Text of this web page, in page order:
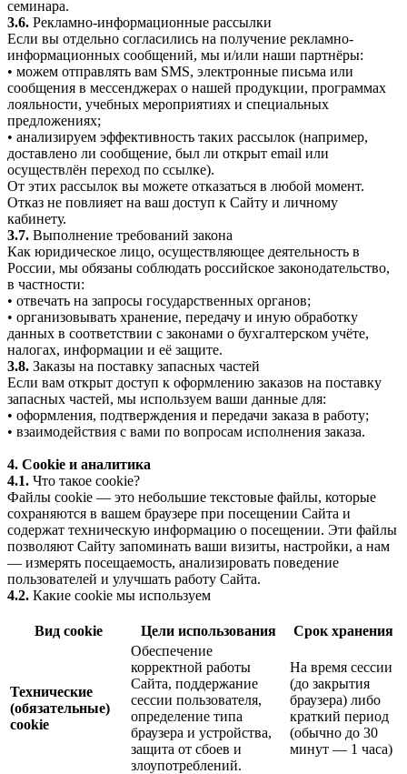
семинара.
3.6. Рекламно-информационные рассылки
Если вы отдельно согласились на получение рекламно-
информационных сообщений, мы и/или наши партнёры:
• можем отправлять вам SMS, электронные письма или
сообщения в мессенджерах о нашей продукции, программах
лояльности, учебных мероприятиях и специальных
предложениях;
• анализируем эффективность таких рассылок (например,
доставлено ли сообщение, был ли открыт email или
осуществлён переход по ссылке).
От этих рассылок вы можете отказаться в любой момент.
Отказ не повлияет на ваш доступ к Сайту и личному
кабинету.
3.7. Выполнение требований закона
Как юридическое лицо, осуществляющее деятельность в
России, мы обязаны соблюдать российское законодательство,
в частности:
• отвечать на запросы государственных органов;
• организовывать хранение, передачу и иную обработку
данных в соответствии с законами о бухгалтерском учёте,
налогах, информации и её защите.
3.8. Заказы на поставку запасных частей
Если вам открыт доступ к оформлению заказов на поставку
запасных частей, мы используем ваши данные для:
• оформления, подтверждения и передачи заказа в работу;
• взаимодействия с вами по вопросам исполнения заказа.
4. Cookie и аналитика
4.1. Что такое cookie?
Файлы cookie — это небольшие текстовые файлы, которые
сохраняются в вашем браузере при посещении Сайта и
содержат техническую информацию о посещении. Эти файлы
позволяют Сайту запоминать ваши визиты, настройки, а нам
— измерять посещаемость, анализировать поведение
пользователей и улучшать работу Сайта.
4.2. Какие cookie мы используем
Вид cookie Цели использования Срок хранения
Технические
(обязательные)
cookie
Обеспечение
корректной работы
Сайта, поддержание
сессии пользователя,
определение типа
браузера и устройства,
защита от сбоев и
злоупотреблений.
На время сессии
(до закрытия
браузера) либо
краткий период
(обычно до 30
минут — 1 часа)